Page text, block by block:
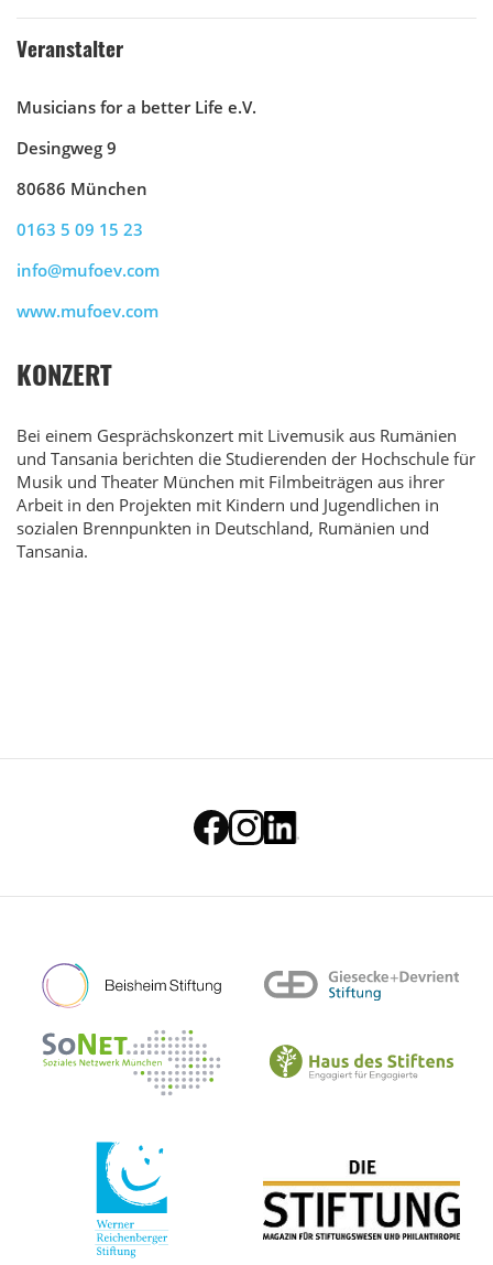
Veranstalter
Musicians for a better Life e.V.
Desingweg 9
80686 München
0163 5 09 15 23
info@mufoev.com
www.mufoev.com
KONZERT
Bei einem Gesprächskonzert mit Livemusik aus Rumänien
und Tansania berichten die Studierenden der Hochschule für
Musik und Theater München mit Filmbeiträgen aus ihrer
Arbeit in den Projekten mit Kindern und Jugendlichen in
sozialen Brennpunkten in Deutschland, Rumänien und
Tansania.